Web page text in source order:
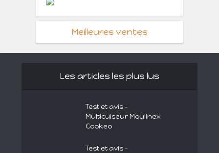
Meilleures ventes
Les articles les plus lus
Test et avis –
Multicuiseur Moulinex
Cookeo
Test et avis –